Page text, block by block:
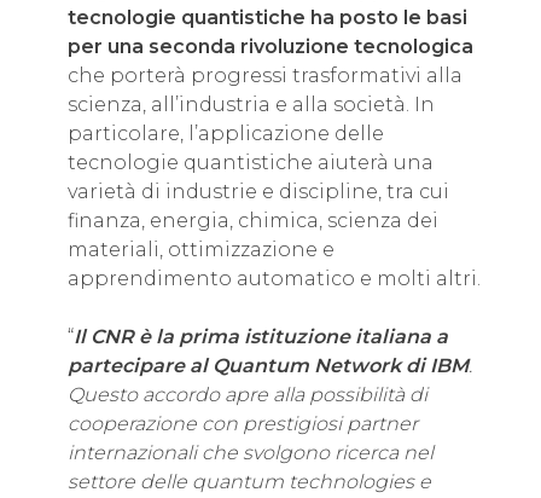
tecnologie quantistiche ha posto le basi
per una seconda rivoluzione tecnologica
che porterà progressi trasformativi alla
scienza, all’industria e alla società. In
particolare, l’applicazione delle
tecnologie quantistiche aiuterà una
varietà di industrie e discipline, tra cui
finanza, energia, chimica, scienza dei
materiali, ottimizzazione e
apprendimento automatico e molti altri.
“Il CNR è la prima istituzione italiana a
partecipare al Quantum Network di IBM.
Questo accordo apre alla possibilità di
cooperazione con prestigiosi partner
internazionali che svolgono ricerca nel
settore delle quantum technologies e